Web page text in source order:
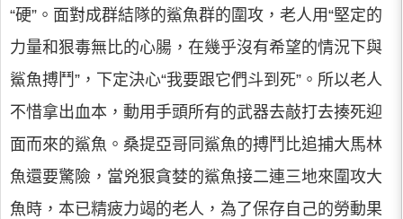
“硬”。面對成群結隊的鯊魚群的圍攻，老人用“堅定的
力量和狠毒無比的心腸，在幾乎沒有希望的情況下與
鯊魚搏鬥”，下定決心“我要跟它們斗到死”。所以老人
不惜拿出血本，動用手頭所有的武器去敲打去揍死迎
面而來的鯊魚。桑提亞哥同鯊魚的搏鬥比追捕大馬林
魚還要驚險，當兇狠貪婪的鯊魚接二連三地來圍攻大
魚時，本已精疲力竭的老人，為了保存自己的勞動果